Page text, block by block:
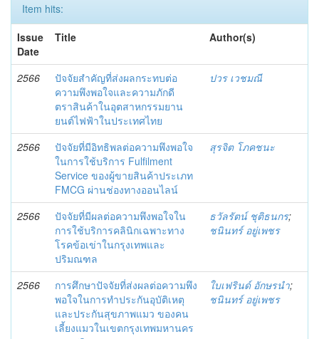
Item hits:
Issue
Date
Title Author(s)
2566
ปัจจัยสำคัญที่ส่งผลกระทบต่อ
ความพึงพอใจและความภักดี
ตราสินค้าในอุตสาหกรรมยาน
ยนต์ไฟฟ้าในประเทศไทย
ปวร เวชมณี
2566
ปัจจัยที่มีอิทธิพลต่อความพึงพอใจ
ในการใช้บริการ Fulfilment
Service ของผู้ขายสินค้าประเภท
FMCG ผ่านช่องทางออนไลน์
สุรจิต โภคชนะ
2566
ปัจจัยที่มีผลต่อความพึงพอใจใน
การใช้บริการคลินิกเฉพาะทาง
โรคข้อเข่าในกรุงเทพและ
ปริมณฑล
ธวัลรัตน์ ชุติธนกร;
ชนินทร์ อยู่เพชร
2566
การศึกษาปัจจัยที่ส่งผลต่อความพึง
พอใจในการทำประกันอุบัติเหตุ
และประกันสุขภาพแมว ของคน
เลี้ยงแมวในเขตกรุงเทพมหานคร
ใบเฟรินด์ อักษรนำ;
ชนินทร์ อยู่เพชร